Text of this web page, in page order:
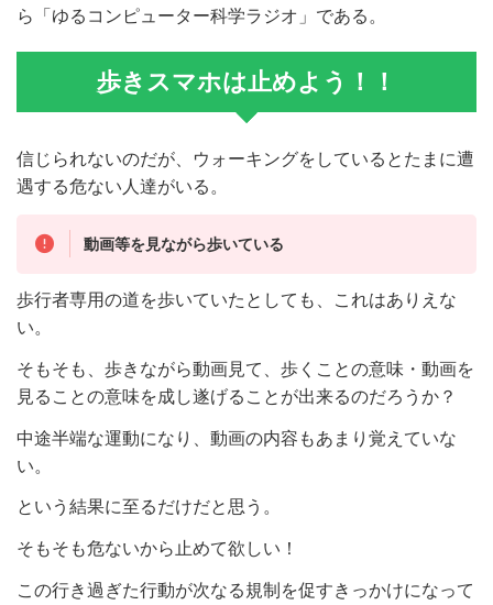
ら「ゆるコンピューター科学ラジオ」である。
歩きスマホは止めよう！！
信じられないのだが、ウォーキングをしているとたまに遭
遇する危ない人達がいる。
動画等を見ながら歩いている
歩行者専用の道を歩いていたとしても、これはありえな
い。
そもそも、歩きながら動画見て、歩くことの意味・動画を
見ることの意味を成し遂げることが出来るのだろうか？
中途半端な運動になり、動画の内容もあまり覚えていな
い。
という結果に至るだけだと思う。
そもそも危ないから止めて欲しい！
この行き過ぎた行動が次なる規制を促すきっかけになって